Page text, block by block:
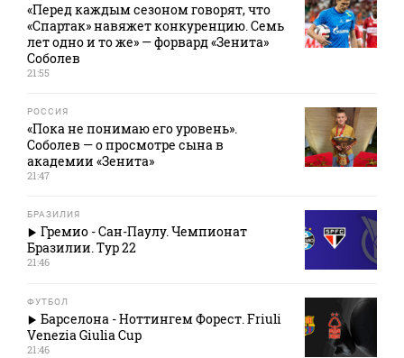
«Перед каждым сезоном говорят, что
«Спартак» навяжет конкуренцию. Семь
лет одно и то же» — форвард «Зенита»
Соболев
21:55
РОССИЯ
«Пока не понимаю его уровень».
Соболев — о просмотре сына в
академии «Зенита»
21:47
БРАЗИЛИЯ
Гремио - Сан-Паулу. Чемпионат
Бразилии. Тур 22
21:46
ФУТБОЛ
Барселона - Ноттингем Форест. Friuli
Venezia Giulia Cup
21:46